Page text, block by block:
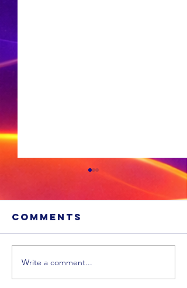
Sneeu word
in
Comments
Write a comment...